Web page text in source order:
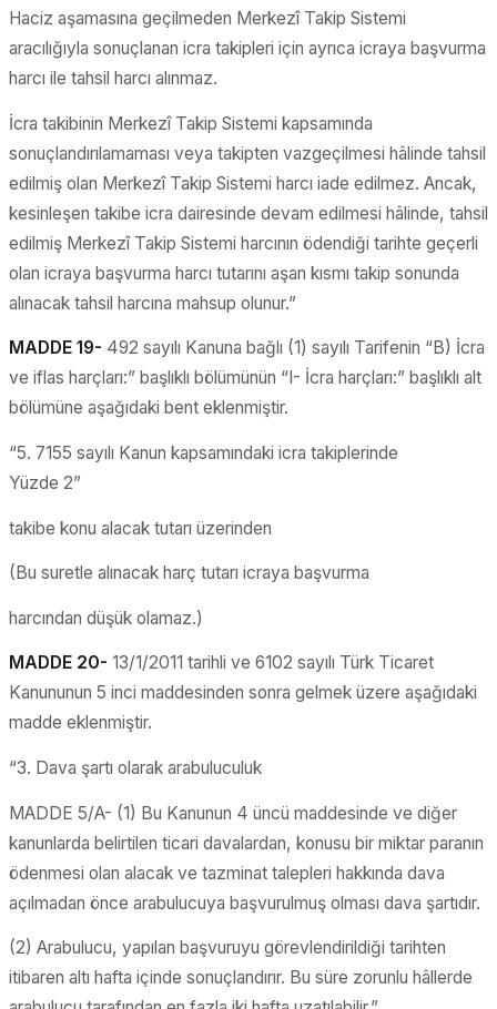
Haciz aşamasına geçilmeden Merkezî Takip Sistemi
aracılığıyla sonuçlanan icra takipleri için ayrıca icraya başvurma
harcı ile tahsil harcı alınmaz.
İcra takibinin Merkezî Takip Sistemi kapsamında
sonuçlandırılamaması veya takipten vazgeçilmesi hâlinde tahsil
edilmiş olan Merkezî Takip Sistemi harcı iade edilmez. Ancak,
kesinleşen takibe icra dairesinde devam edilmesi hâlinde, tahsil
edilmiş Merkezî Takip Sistemi harcının ödendiği tarihte geçerli
olan icraya başvurma harcı tutarını aşan kısmı takip sonunda
alınacak tahsil harcına mahsup olunur.”
MADDE 19- 492 sayılı Kanuna bağlı (1) sayılı Tarifenin “B) İcra
ve iflas harçları:” başlıklı bölümünün “I- İcra harçları:” başlıklı alt
bölümüne aşağıdaki bent eklenmiştir.
“5. 7155 sayılı Kanun kapsamındaki icra takiplerinde
Yüzde 2”
takibe konu alacak tutarı üzerinden
(Bu suretle alınacak harç tutarı icraya başvurma
harcından düşük olamaz.)
MADDE 20- 13/1/2011 tarihli ve 6102 sayılı Türk Ticaret
Kanununun 5 inci maddesinden sonra gelmek üzere aşağıdaki
madde eklenmiştir.
“3. Dava şartı olarak arabuluculuk
MADDE 5/A- (1) Bu Kanunun 4 üncü maddesinde ve diğer
kanunlarda belirtilen ticari davalardan, konusu bir miktar paranın
ödenmesi olan alacak ve tazminat talepleri hakkında dava
açılmadan önce arabulucuya başvurulmuş olması dava şartıdır.
(2) Arabulucu, yapılan başvuruyu görevlendirildiği tarihten
itibaren altı hafta içinde sonuçlandırır. Bu süre zorunlu hâllerde